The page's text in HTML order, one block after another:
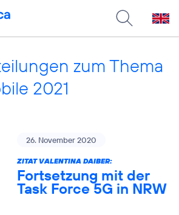
zum Thema
2021
26. November 2020
ZITAT VALENTINA DAIBER:
Fortsetzung mit der
Task Force 5G in NRW